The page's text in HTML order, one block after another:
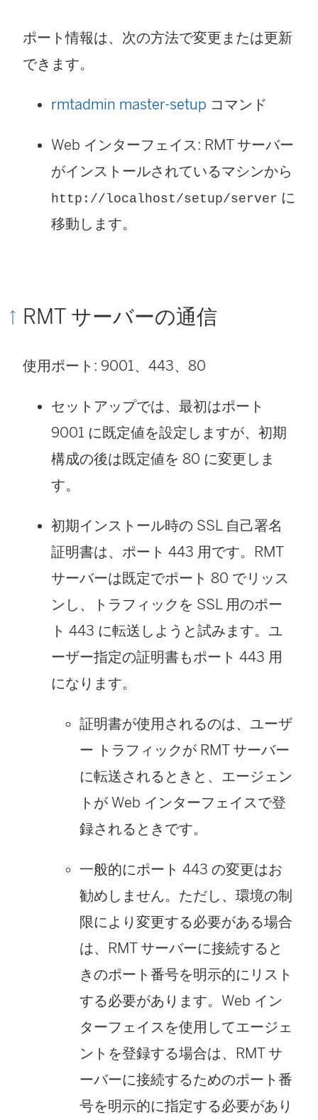
ポート情報は、次の方法で変更または更新
できます。
rmtadmin master-setup コマンド
Web インターフェイス: RMT サーバー
がインストールされているマシンから
http://localhost/setup/server に
移動します。
RMT サーバーの通信
使用ポート: 9001、443、80
セットアップでは、最初はポート
9001 に既定値を設定しますが、初期
構成の後は既定値を 80 に変更しま
す。
初期インストール時の SSL 自己署名
証明書は、ポート 443 用です。RMT
サーバーは既定でポート 80 でリッス
ンし、トラフィックを SSL 用のポー
ト 443 に転送しようと試みます。ユ
ーザー指定の証明書もポート 443 用
になります。
証明書が使用されるのは、ユーザ
ー トラフィックが RMT サーバー
に転送されるときと、エージェン
トが Web インターフェイスで登
録されるときです。
一般的にポート 443 の変更はお
勧めしません。ただし、環境の制
限により変更する必要がある場合
は、RMT サーバーに接続すると
きのポート番号を明示的にリスト
する必要があります。Web イン
ターフェイスを使用してエージェ
ントを登録する場合は、RMT サ
ーバーに接続するためのポート番
号を明示的に指定する必要があり